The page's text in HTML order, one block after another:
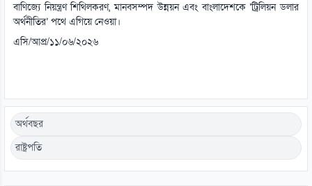
বাণিজ্যে নিয়ন্ত্রণ শিথিলকরণ, মানবসম্পদ উন্নয়ন এবং বাংলাদেশকে ‘ট্রিলিয়ন ডলার
অর্থনীতির’ পথে এগিয়ে নেওয়া।
এসি/আপ্র/১১/০৬/২০২৬
অর্থবছর
রাষ্ট্রপতি